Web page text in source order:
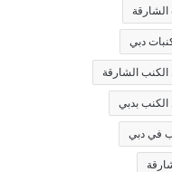
دبي
الشارقة
بدبي
في دبي